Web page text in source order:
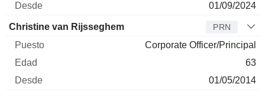
01/09/2024
Christine van Rijsseghem PRN
Corporate Officer/Principal
63
01/05/2014